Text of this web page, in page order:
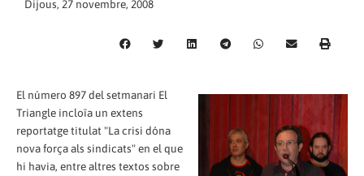
Dijous, 27 novembre, 2008
El número 897 del setmanari El
Triangle incloïa un extens
reportatge titulat "La crisi dóna
nova força als sindicats" en el que
hi havia, entre altres textos sobre